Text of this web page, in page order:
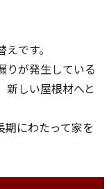
です。
りが発生している
新しい屋根材へと
期にわたって家を